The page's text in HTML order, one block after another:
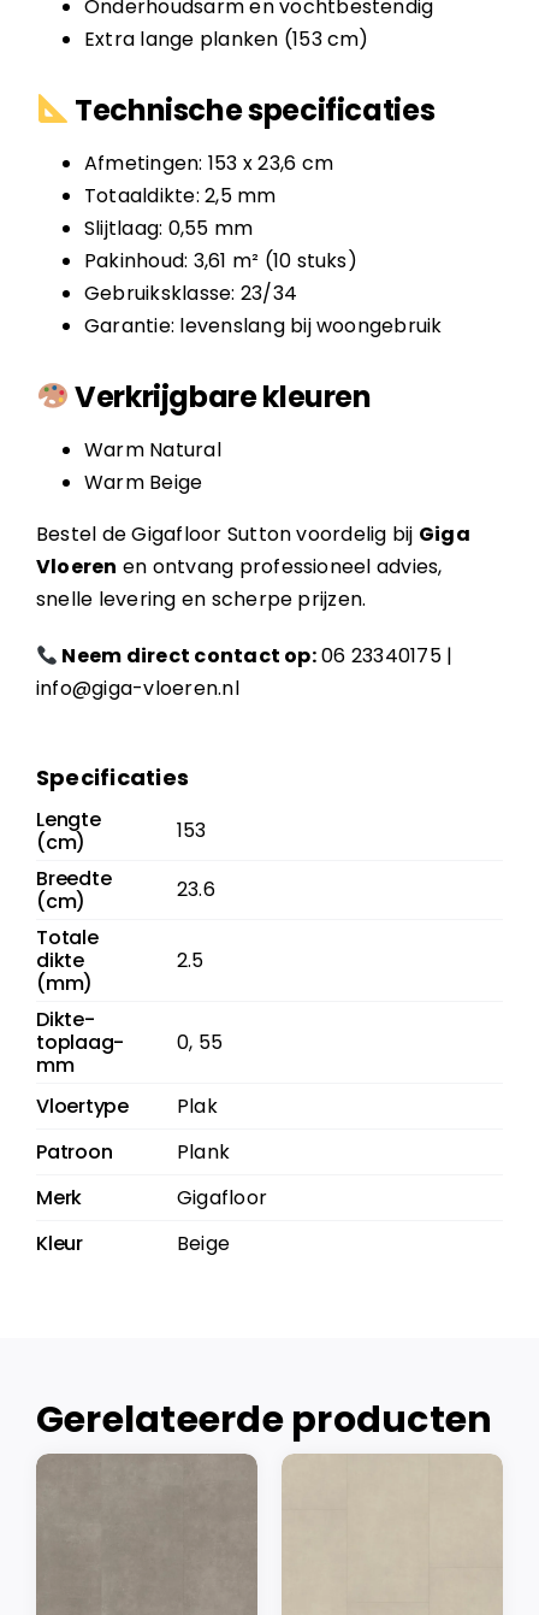
Onderhoudsarm en vochtbestendig
Extra lange planken (153 cm)
Technische specificaties
Afmetingen: 153 x 23,6 cm
Totaaldikte: 2,5 mm
Slijtlaag: 0,55 mm
Pakinhoud: 3,61 m² (10 stuks)
Gebruiksklasse: 23/34
Garantie: levenslang bij woongebruik
Verkrijgbare kleuren
Warm Natural
Warm Beige
Bestel de Gigafloor Sutton voordelig bij Giga
Vloeren en ontvang professioneel advies,
snelle levering en scherpe prijzen.
Neem direct contact op:06 23340175|
info@giga-vloeren.nl
Specificaties
Lengte
(cm)
153
Breedte
(cm)
23.6
Totale
dikte
(mm)
2.5
Dikte-
toplaag-
mm
0, 55
Vloertype
Plak
Patroon
Plank
Merk
Gigafloor
Kleur
Beige
Gerelateerde producten